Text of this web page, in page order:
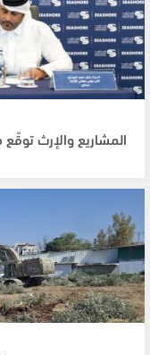
المشاريع والإرث